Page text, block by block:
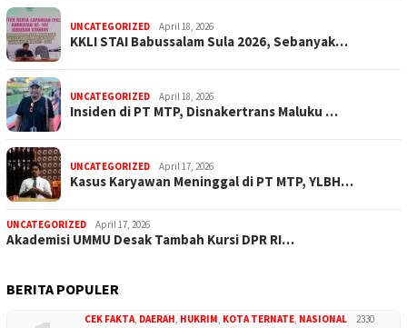
UNCATEGORIZED April 18, 2026
KKLI STAI Babussalam Sula 2026, Sebanyak…
UNCATEGORIZED April 18, 2026
Insiden di PT MTP, Disnakertrans Maluku …
UNCATEGORIZED April 17, 2026
Kasus Karyawan Meninggal di PT MTP, YLBH…
UNCATEGORIZED April 17, 2026
Akademisi UMMU Desak Tambah Kursi DPR RI…
BERITA POPULER
CEK FAKTA, DAERAH, HUKRIM, KOTA TERNATE, NASIONAL
2330